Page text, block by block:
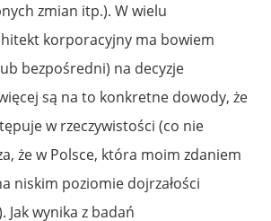
zmian itp.). W wielu
korporacyjny ma bowiem
bezpośredni) na decyzje
są na to konkretne dowody, że
w rzeczywistości (co nie
że w Polsce, która moim zdaniem
niskim poziomie dojrzałości
wynika z badań